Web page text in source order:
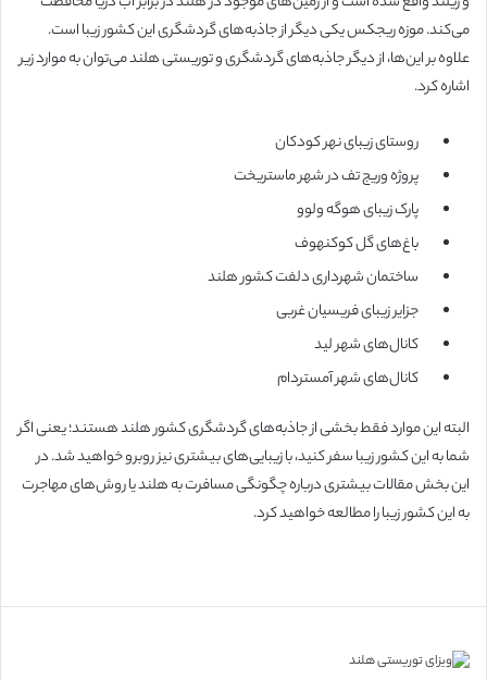
می‌کند. موزه ریجکس یکی دیگر از جاذبه‌های گردشگری این کشور زیبا است.
علاوه بر این‌ها، از دیگر جاذبه‌های گردشگری و توریستی هلند می‌توان به موارد زیر
اشاره کرد.
روستای زیبای نهر کودکان
پروژه وریج تف در شهر ماستریخت
پارک زیبای هوگه ولوو
باغ‌های گل کوکنهوف
ساختمان شهرداری دلفت کشور هلند
جزایر زیبای فریسیان غربی
کانال‌های شهر لید
کانال‌های شهر آمستردام
البته این موارد فقط بخشی از جاذبه‌های گردشگری کشور هلند هستند؛ یعنی اگر
شما به این کشور زیبا سفر کنید، با زیبایی‌های بیشتری نیز روبرو خواهید شد. در
این بخش مقالات بیشتری درباره چگونگی مسافرت به هلند یا روش‌های مهاجرت
به این کشور زیبا را مطالعه خواهید کرد.